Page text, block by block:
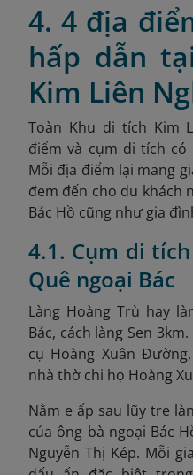
4. 4 địa
hấp dẫn
Kim Liên
Toàn Khu di tích Kim
điểm và cụm di tích có
Mỗi địa điểm lại mang
đem đến cho du khách
Bác Hồ cũng như gia
4.1. Cụm di
Quê ngoại Bác
Làng Hoàng Trù hay
Bác, cách làng Sen
cụ Hoàng Xuân
nhà thờ chi họ Hoàng
Nằm e ấp sau lũy tre
của ông bà ngoại Bác
Nguyễn Thị Kép. Mỗi